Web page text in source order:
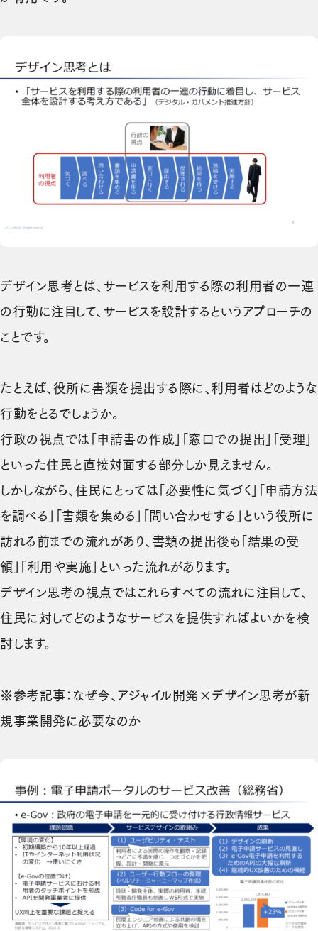
デザイン思考とは、サービスを利用する際の利用者の一連
の行動に注目して、サービスを設計するというアプローチの
ことです。
たとえば、役所に書類を提出する際に、利用者はどのような
行動をとるでしょうか。
行政の視点では「申請書の作成」「窓口での提出」「受理」
といった住民と直接対面する部分しか見えません。
しかしながら、住民にとっては「必要性に気づく」「申請方法
を調べる」「書類を集める」「問い合わせする」という役所に
訪れる前までの流れがあり、書類の提出後も「結果の受
領」「利用や実施」といった流れがあります。
デザイン思考の視点ではこれらすべての流れに注目して、
住民に対してどのようなサービスを提供すればよいかを検
討します。
※参考記事： なぜ今、アジャイル開発×デザイン思考が新
規事業開発に必要なのか（新しいタブで開きます）